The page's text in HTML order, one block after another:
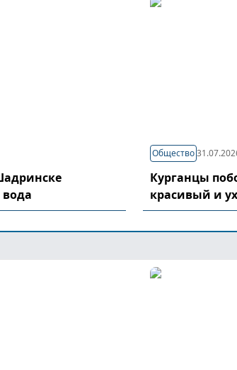
Общество
Курганцы
красивый и